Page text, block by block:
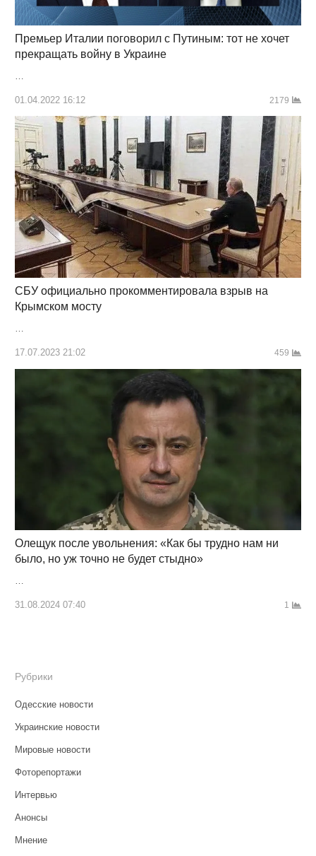
Премьер Италии поговорил с Путиным: тот не хочет
прекращать войну в Украине
01.04.2022 16:12 2179
СБУ официально прокомментировала взрыв на
Крымском мосту
…
17.07.2023 21:02 459
Олещук после увольнения: «Как бы трудно нам ни
было, но уж точно не будет стыдно»
…
31.08.2024 07:40 1
Рубрики
Одесские новости
Украинские новости
Мировые новости
Фоторепортажи
Интервью
Анонсы
Мнение